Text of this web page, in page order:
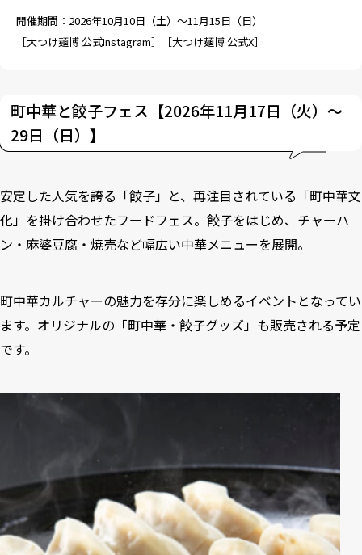
開催期間：2026年10月10日（土）～11月15日（日）
［大つけ麺博 公式Instagram］［大つけ麺博 公式X］
町中華と餃子フェス【2026年11月17日（火）～
29日（日）】
安定した人気を誇る「餃子」と、再注目されている「町中華文
化」を掛け合わせたフードフェス。餃子をはじめ、チャーハ
ン・麻婆豆腐・焼売など幅広い中華メニューを展開。
町中華カルチャーの魅力を存分に楽しめるイベントとなってい
ます。オリジナルの「町中華・餃子グッズ」も販売される予定
です。